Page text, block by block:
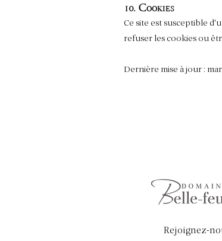
10. Cookies
Ce site est susceptible
refuser les cookies ou
Dernière mise à jour :
Rejoignez-